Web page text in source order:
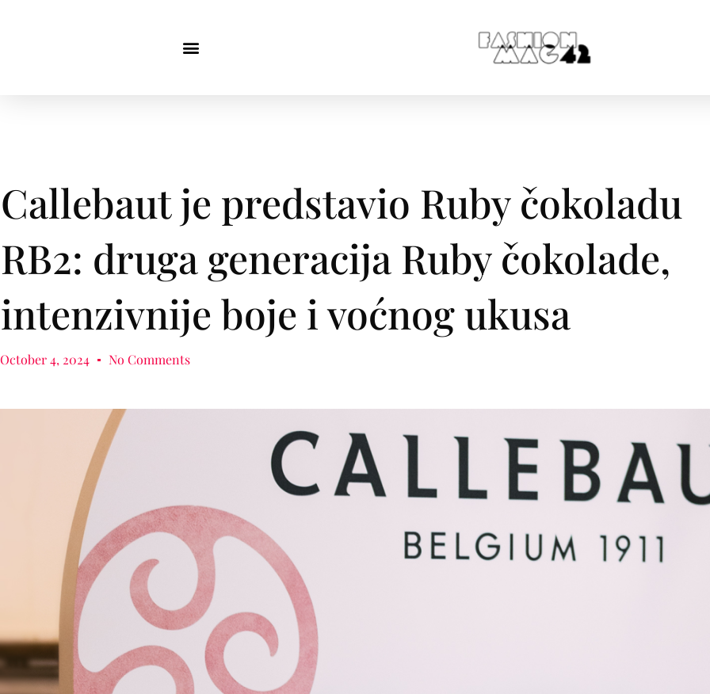
Callebaut je predstavio Ruby čokoladu
RB2: druga generacija Ruby čokolade,
intenzivnije boje i voćnog ukusa
October 4, 2024 No Comments